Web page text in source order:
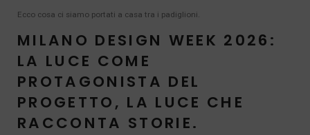
Ecco cosa ci siamo portati a casa tra i padiglioni.
MILANO DESIGN WEEK 2026:
LA LUCE COME
PROTAGONISTA DEL
PROGETTO, LA LUCE CHE
RACCONTA STORIE.